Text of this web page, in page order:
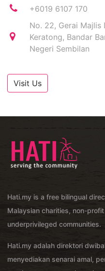
+6019 6107 170
No. 22, Gerai Majlis
Keratong, Bandar
Negeri Sembilan
Visit Us
Hati.my is a free bilingual
Malaysian charities, non-
underprivileged communities.
Hati.my adalah direktori
menyediakan senarai amal,